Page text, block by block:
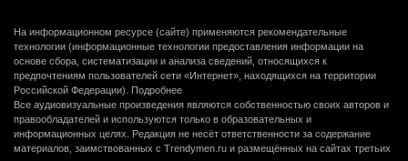
На информационном ресурсе (сайте) применяются рекомендательные
технологии (информационные технологии предоставления информации на
основе сбора, систематизации и анализа сведений, относящихся к
предпочтениям пользователей сети «Интернет», находящихся на территории
Российской Федерации). Подробнее
Все аудиовизуальные произведения являются собственностью своих авторов и
правообладателей и используются только в образовательных и
информационных целях. Редакция не несёт ответственности за содержание
материалов, заимствованных с Trendymen.ru и размещённых на сайтах третьих